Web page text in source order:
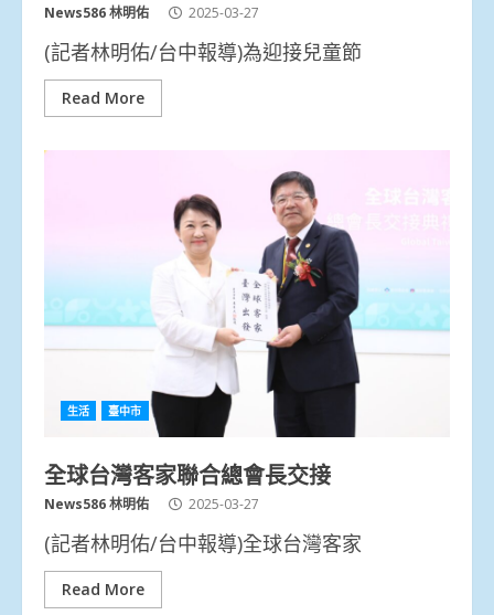
News586 林明佑 2025-03-27
(記者林明佑/台中報導)為迎接兒童節
Read More
生活 臺中市
全球台灣客家聯合總會長交接
News586 林明佑 2025-03-27
(記者林明佑/台中報導)全球台灣客家
Read More